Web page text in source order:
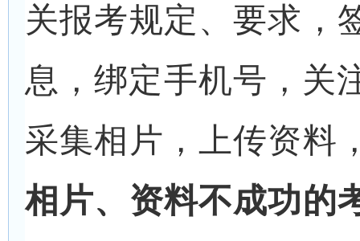
关报考规定、要求，
息，绑定手机号，关
采集相片，上传资料
相片、资料不成功的